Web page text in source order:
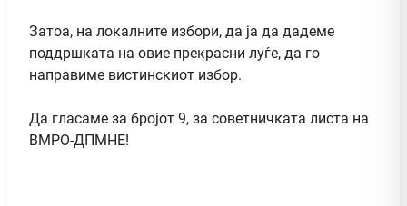
Затоа, на локалните избори, да ја да дадеме
поддршката на овие прекрасни луѓе, да го
направиме вистинскиот избор.
Да гласаме за бројот 9, за советничката листа на
ВМРО-ДПМНЕ!